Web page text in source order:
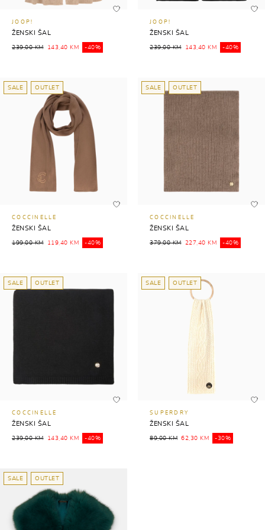
JOOP!
ŽENSKI ŠAL
239,00 KM 143,40 KM -40%
JOOP!
ŽENSKI ŠAL
239,00 KM 143,40 KM -40%
SALE OUTLET
COCCINELLE
ŽENSKI ŠAL
199,00 KM 119,40 KM -40%
SALE OUTLET
COCCINELLE
ŽENSKI ŠAL
379,00 KM 227,40 KM -40%
SALE OUTLET
COCCINELLE
ŽENSKI ŠAL
239,00 KM 143,40 KM -40%
SALE OUTLET
SUPERDRY
ŽENSKI ŠAL
89,00 KM 62,30 KM -30%
SALE OUTLET